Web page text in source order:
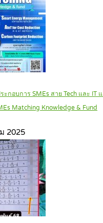
ะกอบการ SMEs สาย Tech และ IT
Matching Knowledge & Fund
2025